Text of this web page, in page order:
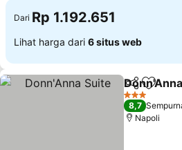
Dari Rp 1.192.651
Lihat harga dari 6 situs web
Bagikan
3 Bintang
8,7
Napoli